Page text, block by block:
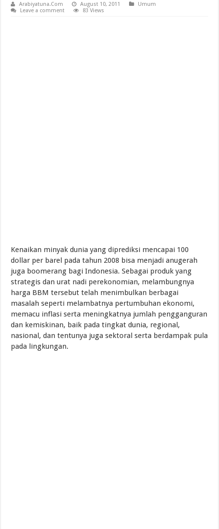
Arabiyatuna.Com August 10, 2011
Umum
Leave a comment
83 Views
Kenaikan minyak dunia yang diprediksi mencapai 100
dollar per barel pada tahun 2008 bisa menjadi anugerah
juga boomerang bagi Indonesia. Sebagai produk yang
strategis dan urat nadi perekonomian, melambungnya
harga BBM tersebut telah menimbulkan berbagai
masalah seperti melambatnya pertumbuhan ekonomi,
memacu inflasi serta meningkatnya jumlah pengganguran
dan kemiskinan, baik pada tingkat dunia, regional,
nasional, dan tentunya juga sektoral serta berdampak pula
pada lingkungan.